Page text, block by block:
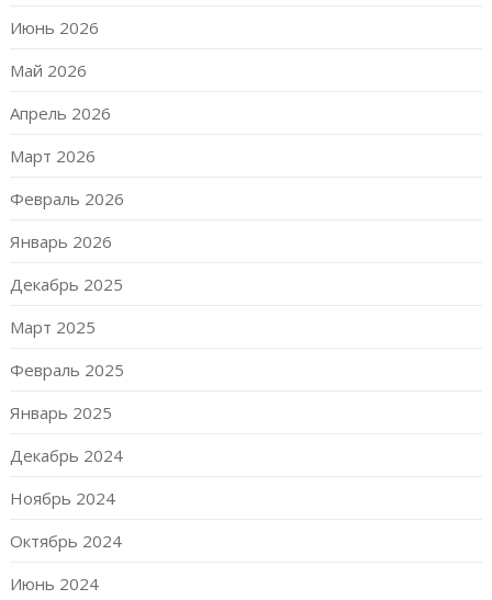
Июнь 2026
Май 2026
Апрель 2026
Март 2026
Февраль 2026
Январь 2026
Декабрь 2025
Март 2025
Февраль 2025
Январь 2025
Декабрь 2024
Ноябрь 2024
Октябрь 2024
Июнь 2024